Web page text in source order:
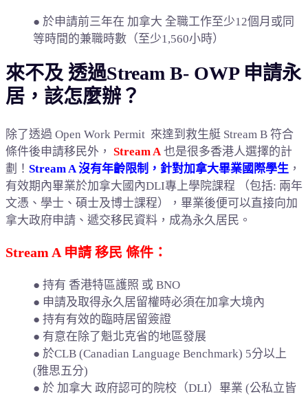
● 於申請前三年在 加拿大 全職工作至少12個月或同
等時間的兼職時數（至少1,560小時）
來不及 透過Stream B- OWP 申請永
居，該怎麼辦？
除了透過 Open Work Permit 來達到救生艇 Stream B 符合
條件後申請移民外， Stream A也是很多香港人選擇的計
劃！ Stream A 沒有年齡限制，針對加拿大畢業國際學生 ，
有效期內畢業於加拿大國內DLI專上學院課程 （包括: 兩年
文憑、學士、碩士及博士課程），畢業後便可以直接向加
拿大政府申請、遞交移民資料，成為永久居民。
Stream A 申請 移民 條件：
● 持有 香港特區護照 或 BNO
● 申請及取得永久居留權時必須在加拿大境內
● 持有有效的臨時居留簽證
● 有意在除了魁北克省的地區發展
● 於CLB (Canadian Language Benchmark) 5分以上
(雅思五分)
● 於 加拿大 政府認可的院校（DLI）畢業 (公私立皆